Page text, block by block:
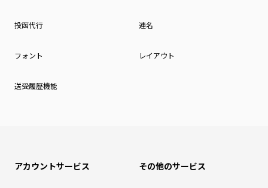
投函代行 連名
フォント レイアウト
送受履歴機能
アカウントサービス その他のサービス